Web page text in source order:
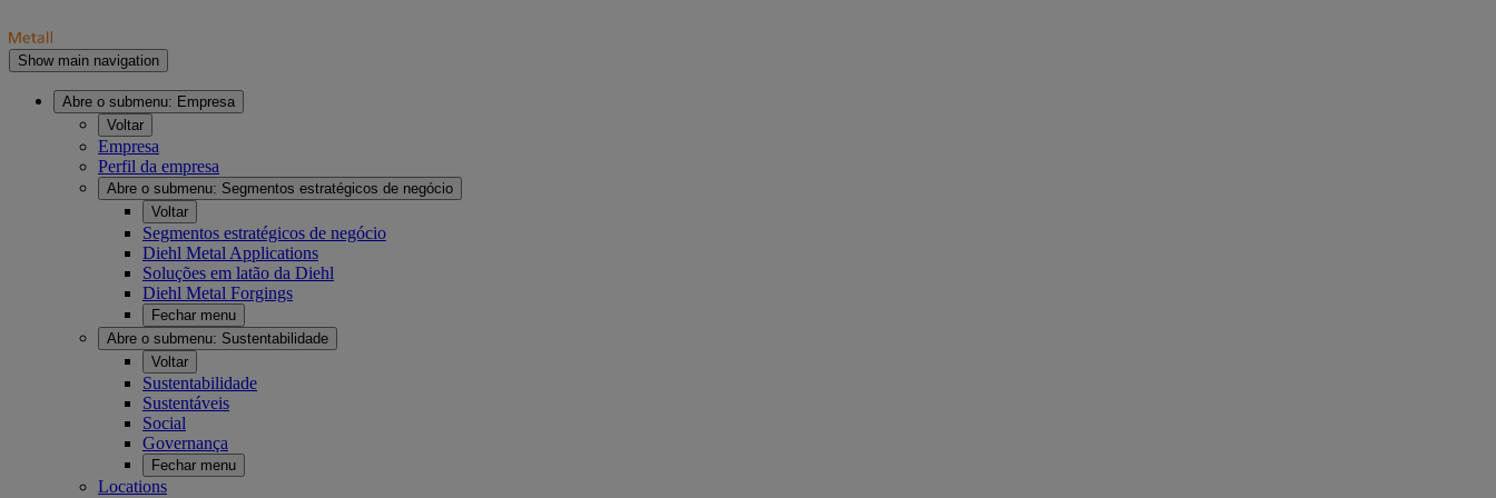
Show main navigation
Abre o submenu: Empresa
Voltar
Empresa
Perfil da empresa
Abre o submenu: Segmentos estratégicos de negócio
Voltar
Segmentos estratégicos de negócio
Diehl Metal Applications
Soluções em latão da Diehl
Diehl Metal Forgings
Fechar menu
Abre o submenu: Sustentabilidade
Voltar
Sustentabilidade
Sustentáveis
Social
Governança
Fechar menu
Locations